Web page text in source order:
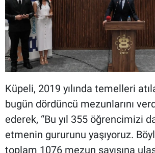
Küpeli, 2019 yılında temelleri
bugün dördüncü mezunlarını
ederek, “Bu yıl 355 öğrencimizi
etmenin gururunu yaşıyoruz.
toplam 1076 mezun sayısına